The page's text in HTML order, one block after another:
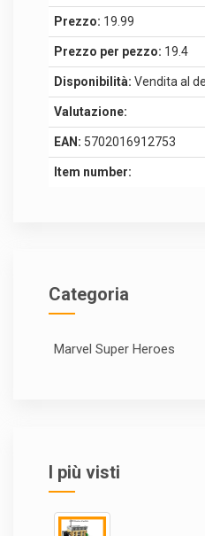
Prezzo: 19.99
Prezzo per pezzo: 19.4
Disponibilità: Vendita al
Valutazione:
EAN: 5702016912753
Item number:
Categoria
Marvel Super Heroes
I più visti